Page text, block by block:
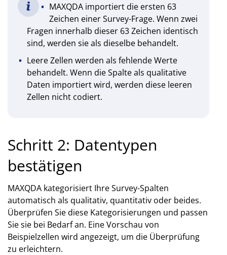
MAXQDA importiert die ersten 63
Zeichen einer Survey-Frage. Wenn zwei
Fragen innerhalb dieser 63 Zeichen identisch
sind, werden sie als dieselbe behandelt.
Leere Zellen werden als fehlende Werte
behandelt. Wenn die Spalte als qualitative
Daten importiert wird, werden diese leeren
Zellen nicht codiert.
Schritt 2: Datentypen
bestätigen
MAXQDA kategorisiert Ihre Survey-Spalten
automatisch als qualitativ, quantitativ oder beides.
Überprüfen Sie diese Kategorisierungen und passen
Sie sie bei Bedarf an. Eine Vorschau von
Beispielzellen wird angezeigt, um die Überprüfung
zu erleichtern.